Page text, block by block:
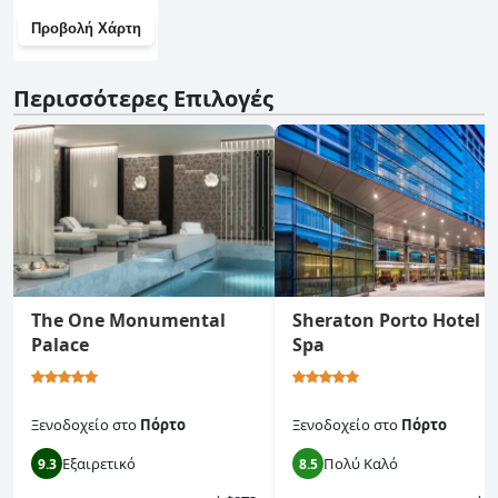
Προβολή Χάρτη
Περισσότερες Επιλογές
The One Monumental
Palace
Ξενοδοχείοστο Πόρτο
9.3 Εξαιρετικό
Sheraton Porto Hotel &
Spa
Ξενοδοχείοστο Πόρτο
8.5 Πολύ Καλό